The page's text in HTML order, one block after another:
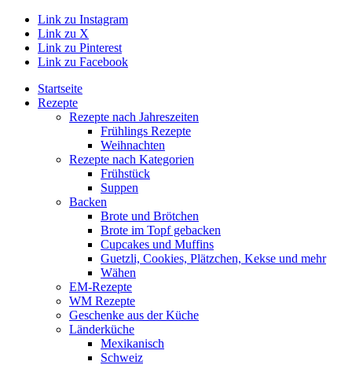
Link zu Instagram
Link zu X
Link zu Pinterest
Link zu Facebook
Startseite
Rezepte
Rezepte nach Jahreszeiten
Frühlings Rezepte
Weihnachten
Rezepte nach Kategorien
Frühstück
Suppen
Backen
Brote und Brötchen
Brote im Topf gebacken
Cupcakes und Muffins
Guetzli, Cookies, Plätzchen, Kekse und mehr
Wähen
EM-Rezepte
WM Rezepte
Geschenke aus der Küche
Länderküche
Mexikanisch
Schweiz